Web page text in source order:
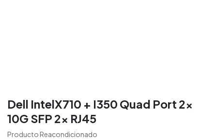
Dell IntelX710 + I350 Quad Port 2x
10G SFP 2x RJ45
Producto Reacondicionado